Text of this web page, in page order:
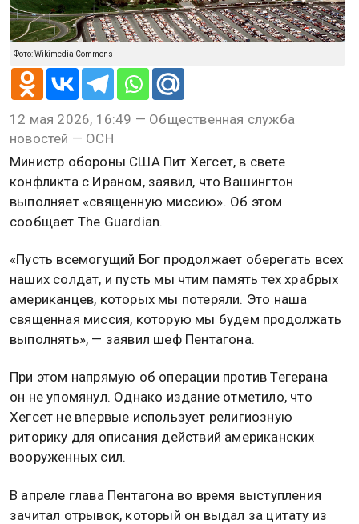
Фото: Wikimedia Commons
12 мая 2026, 16:49 — Общественная служба
новостей — ОСН
Министр обороны США Пит Хегсет, в свете
конфликта с Ираном, заявил, что Вашингтон
выполняет «священную миссию». Об этом
сообщает The Guardian.
«Пусть всемогущий Бог продолжает оберегать всех
наших солдат, и пусть мы чтим память тех храбрых
американцев, которых мы потеряли. Это наша
священная миссия, которую мы будем продолжать
выполнять», — заявил шеф Пентагона.
При этом напрямую об операции против Тегерана
он не упомянул. Однако издание отметило, что
Хегсет не впервые использует религиозную
риторику для описания действий американских
вооруженных сил.
В апреле глава Пентагона во время выступления
зачитал отрывок, который он выдал за цитату из